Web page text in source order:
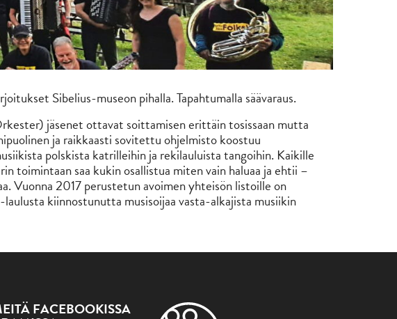
Sibelius-museon pihalla. Tapahtumalla säävaraus.
jäsenet ottavat soittamisen erittäin tosissaan mutta
ja raikkaasti sovitettu ohjelmisto koostuu
polskista katrilleihin ja rekilauluista tangoihin. Kaikille
toimintaan saa kukin osallistua miten vain haluaa ja ehtii –
Vuonna 2017 perustetun avoimen yhteisön listoille on
kiinnostunutta musisoijaa vasta-alkajista musiikin
FACEBOOKISSA